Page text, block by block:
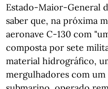
Estado-Maior-General
saber que, na próxima
aeronave C-130 com
composta por sete
material hidrográfico,
mergulhadores com